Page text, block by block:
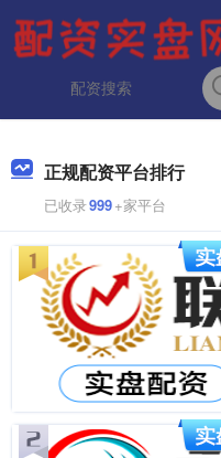
正规配资平台排行
已收录999+家平台